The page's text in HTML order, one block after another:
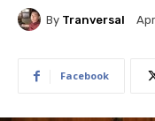
By Tranversal
Facebook